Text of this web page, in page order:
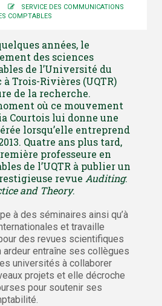
SERVICE DES COMMUNICATIONS
COMPTABLES
années, le
des sciences
de l’Université du
à Trois-Rivières (UQTR)
de la recherche.
où ce mouvement
Courtois lui donne une
lorsqu’elle entreprend
Quatre ans plus tard,
professeure en
de l’UQTR à publier un
revue Auditing:
and Theory.
à des séminaires ainsi qu’à
et travaille
des revues scientifiques
entraîne ses collègues
universités à collaborer
projets et elle décroche
pour soutenir ses